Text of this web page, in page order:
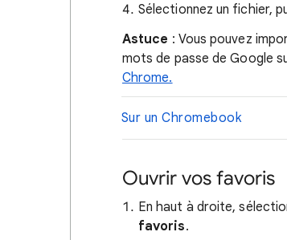
Sélectionnez un fichier,
Astuce : Vous pouvez
mots de passe de Google
Chrome.
Sur un Chromebook
Ouvrir vos favoris
En haut à droite,
favoris.